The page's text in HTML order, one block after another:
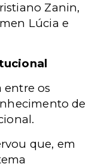
Zanin,
Lúcia e
entre os
de
que, em